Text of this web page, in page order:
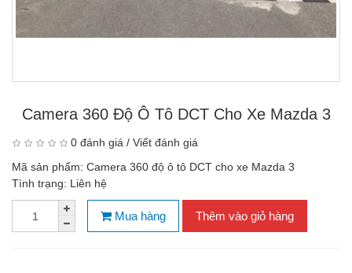
Camera 360 Độ Ô Tô DCT Cho Xe Mazda 3
0 đánh giá / Viết đánh giá
Mã sản phẩm: Camera 360 độ ô tô DCT cho xe Mazda 3
Tình trạng: Liên hệ
Mua hàng Thêm vào giỏ hàng